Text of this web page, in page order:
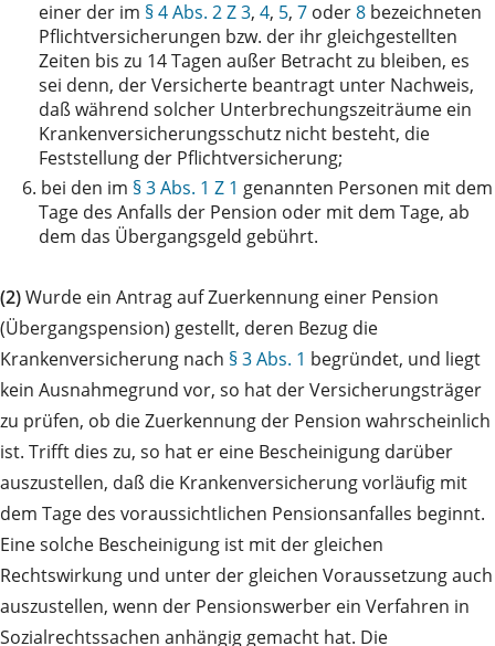
einer der im § 4 Abs. 2 Z 3, 4, 5, 7 oder8 bezeichneten
Pflichtversicherungen bzw. der ihr gleichgestellten
Zeiten bis zu 14 Tagen außer Betracht zu bleiben, es
sei denn, der Versicherte beantragt unter Nachweis,
daß während solcher Unterbrechungszeiträume ein
Krankenversicherungsschutz nicht besteht, die
Feststellung der Pflichtversicherung;
6. bei den im § 3 Abs. 1 Z 1 genannten Personen mit dem
Tage des Anfalls der Pension oder mit dem Tage, ab
dem das Übergangsgeld gebührt.
(2)Wurde ein Antrag auf Zuerkennung einer Pension
(Übergangspension) gestellt, deren Bezug die
Krankenversicherung nach § 3 Abs. 1 begründet, und liegt
kein Ausnahmegrund vor, so hat der Versicherungsträger
zu prüfen, ob die Zuerkennung der Pension wahrscheinlich
ist. Trifft dies zu, so hat er eine Bescheinigung darüber
auszustellen, daß die Krankenversicherung vorläufig mit
dem Tage des voraussichtlichen Pensionsanfalles beginnt.
Eine solche Bescheinigung ist mit der gleichen
Rechtswirkung und unter der gleichen Voraussetzung auch
auszustellen, wenn der Pensionswerber ein Verfahren in
Sozialrechtssachen anhängig gemacht hat. Die